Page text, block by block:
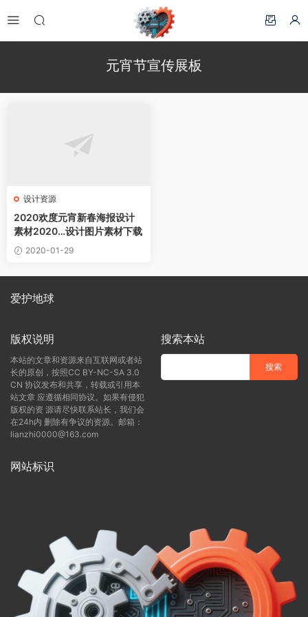
元宵节宣传展板
设计资源
2020欢度元宵新春海报设计
素材2020…设计图片素材下载
2020-01-29
爱护地球
版权说明
本站的文章和资源来自互联网或者站
长的原创，按照CC BY-NC-SA 3.0
CN 协议发布和共享，转载或引用本
站文章 应遵循相同协议。如果有侵犯
版权的资 源请尽快联系站长，我们会
在24h内 删除有争议的资源。邮箱：
lianzhi0000@163.com
搜索本站
网站标识